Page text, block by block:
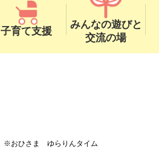
子育て支援
みんなの遊びと
交流の場
※おひさま ゆらりんタイム